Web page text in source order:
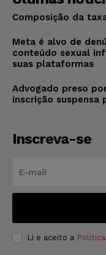
Composição da
Meta é alvo de
conteúdo sexual
suas plataformas
Advogado preso
inscrição suspensa
Inscreva-se
Li e aceito a